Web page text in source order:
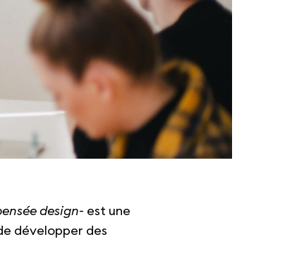
design- est une
développer des